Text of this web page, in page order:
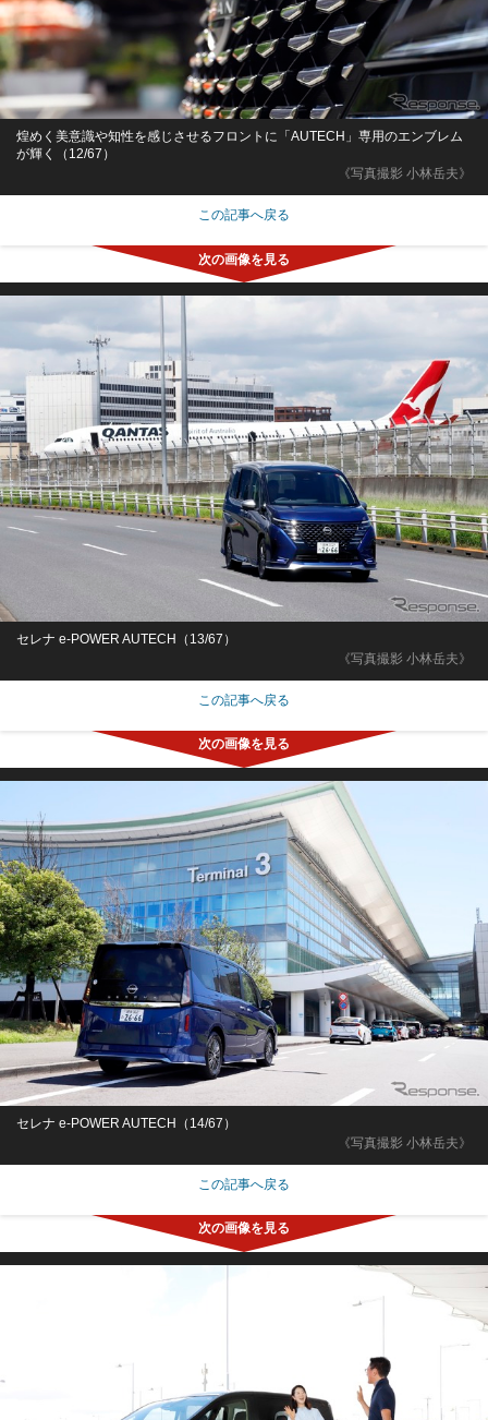
《写真撮影 小林岳夫》
煌めく美意識や知性を感じさせるフロントに「AUTECH」専用のエンブレム
が輝く（12/67）
この記事へ戻る
《写真撮影 小林岳夫》
セレナ e-POWER AUTECH（13/67）
この記事へ戻る
《写真撮影 小林岳夫》
セレナ e-POWER AUTECH（14/67）
この記事へ戻る